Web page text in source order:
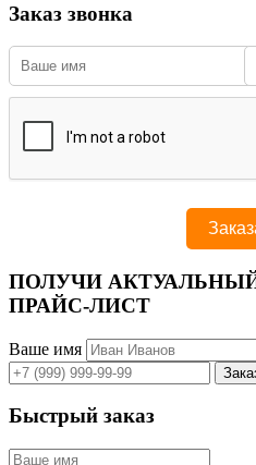
Заказ звонка
ПОЛУЧИ
ПРАЙС-ЛИСТ
Ваше имя
Быстрый заказ